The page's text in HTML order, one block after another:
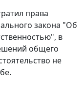
права
закона "Об
в
общего
не